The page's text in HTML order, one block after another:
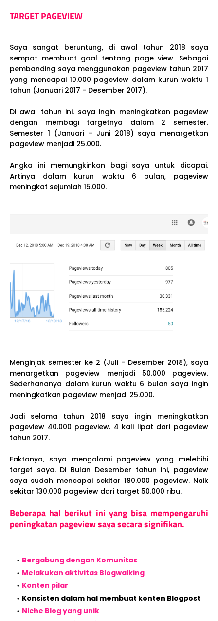
TARGET PAGEVIEW
Saya sangat beruntung, di awal tahun 2018 saya
sempat membuat goal tentang page view. Sebagai
pembanding saya menggunakan pageview tahun 2017
yang mencapai 10.000 pageview dalam kurun waktu 1
tahun (Januari 2017 - Desember 2017).
Di awal tahun ini, saya ingin meningkatkan pageview
dengan membagi targetnya dalam 2 semester.
Semester 1 (Januari - Juni 2018) saya menargetkan
pageview menjadi 25.000.
Angka ini memungkinkan bagi saya untuk dicapai.
Artinya dalam kurun waktu 6 bulan, pageview
meningkat sejumlah 15.000.
Menginjak semester ke 2 (Juli - Desember 2018), saya
menargetkan pageview menjadi 50.000 pageview.
Sederhananya dalam kurun waktu 6 bulan saya ingin
meningkatkan pageview menjadi 25.000.
Jadi selama tahun 2018 saya ingin meningkatkan
pageview 40.000 pageview. 4 kali lipat dari pageview
tahun 2017.
Faktanya, saya mengalami pageview yang melebihi
target saya. Di Bulan Desember tahun ini, pageview
saya sudah mencapai sekitar 180.000 pageview. Naik
sekitar 130.000 pageview dari target 50.000 ribu.
Beberapa hal berikut ini yang bisa mempengaruhi
peningkatan pageview saya secara signifikan.
Bergabung dengan Komunitas
Melakukan aktivitas Blogwalking
Konten pilar
Konsisten dalam hal membuat konten Blogpost
Niche Blog yang unik